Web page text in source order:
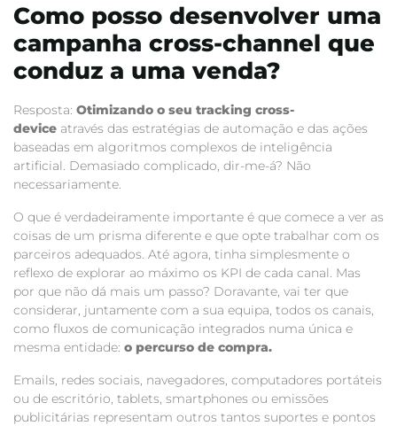
Como posso desenvolver uma
campanha cross-channel que
conduz a uma venda?
Resposta: Otimizando o seu tracking cross-
device através das estratégias de automação e das ações
baseadas em algoritmos complexos de inteligência
artificial. Demasiado complicado, dir-me-á? Não
necessariamente.
O que é verdadeiramente importante é que comece a ver as
coisas de um prisma diferente e que opte trabalhar com os
parceiros adequados. Até agora, tinha simplesmente o
reflexo de explorar ao máximo os KPI de cada canal. Mas
por que não dá mais um passo? Doravante, vai ter que
considerar, juntamente com a sua equipa, todos os canais,
como fluxos de comunicação integrados numa única e
mesma entidade: o percurso de compra.
Emails, redes sociais, navegadores, computadores portáteis
ou de escritório, tablets, smartphones ou emissões
publicitárias representam outros tantos suportes e pontos